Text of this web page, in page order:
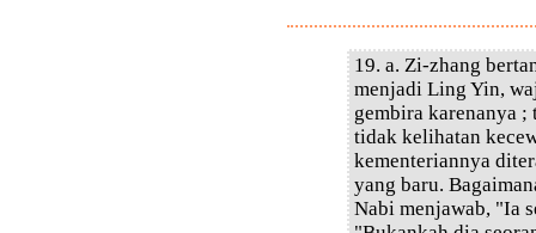
19. a. Zi-zhang
menjadi Ling Yin,
gembira karenanya
tidak kelihatan
kementeriannya
yang baru.
Nabi menjawab, "Ia